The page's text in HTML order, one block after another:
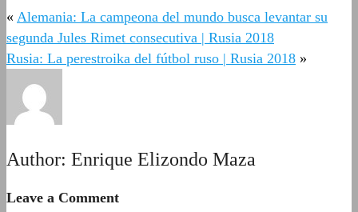
« Alemania: La campeona del mundo busca levantar su
segunda Jules Rimet consecutiva | Rusia 2018
Rusia: La perestroika del fútbol ruso | Rusia 2018 »
Author: Enrique Elizondo Maza
Leave a Comment